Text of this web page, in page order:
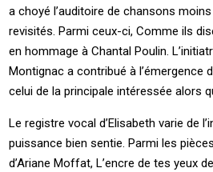
a choyé l’auditoire de chansons
revisités. Parmi ceux-ci, Comme ils
en hommage à Chantal Poulin.
Montignac a contribué à l’émergence
celui de la principale intéressée alors
Le registre vocal d’Elisabeth varie de
puissance bien sentie. Parmi les
d’Ariane Moffat, L’encre de tes yeux